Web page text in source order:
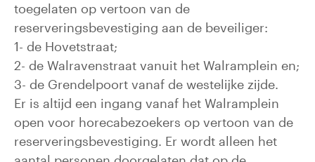
toegelaten op vertoon van de
reserveringsbevestiging aan de beveiliger:
1- de Hovetstraat;
2- de Walravenstraat vanuit het Walramplein en;
3- de Grendelpoort vanaf de westelijke zijde.
Er is altijd een ingang vanaf het Walramplein
open voor horecabezoekers op vertoon van de
reserveringsbevestiging. Er wordt alleen het